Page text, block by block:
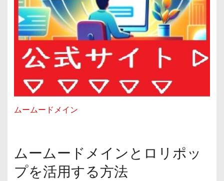
ムームードメイン
ムームードメインとロリポッ
プを活用する方法